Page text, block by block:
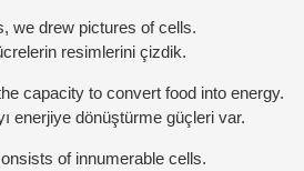
we drew pictures of cells.
resimlerini çizdik.
capacity to convert food into energy.
enerjiye dönüştürme güçleri var.
of innumerable cells.